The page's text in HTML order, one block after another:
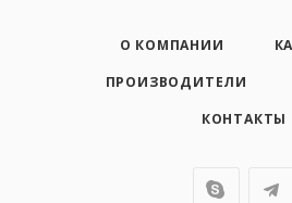
О КОМПАНИИ
ПРОИЗВОДИТЕЛИ
КОНТАКТЫ